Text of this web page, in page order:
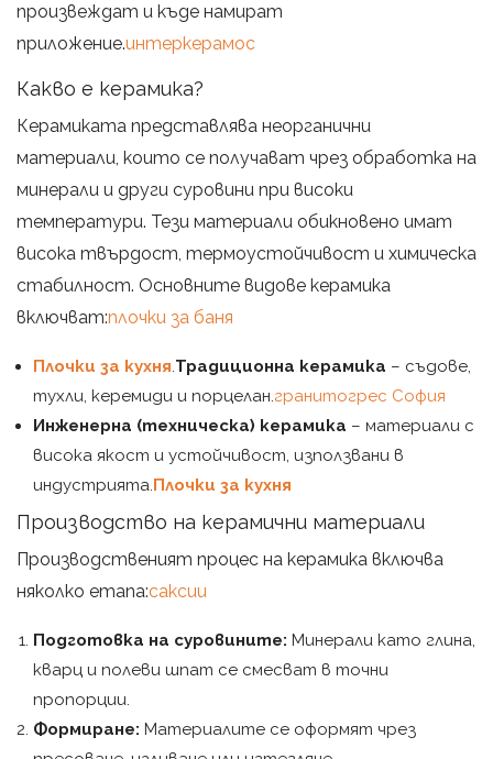
произвеждат и къде намират
приложение.интеркерамос
Какво е керамика?
Керамиката представлява неорганични
материали, които се получават чрез обработка на
минерали и други суровини при високи
температури. Тези материали обикновено имат
висока твърдост, термоустойчивост и химическа
стабилност. Основните видове керамика
включват:плочки за баня
Плочки за кухня.Традиционна керамика – съдове,
тухли, керемиди и порцелан.гранитогрес София
Инженерна (техническа) керамика – материали с
висока якост и устойчивост, използвани в
индустрията.Плочки за кухня
Производство на керамични материали
Производственият процес на керамика включва
няколко етапа:саксии
Подготовка на суровините: Минерали като глина,
кварц и полеви шпат се смесват в точни
пропорции.
Формиране: Материалите се оформят чрез